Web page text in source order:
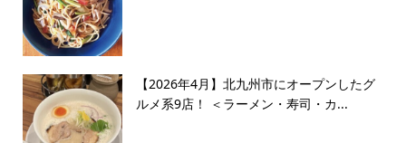
【2026年4月】北九州市にオープンしたグ
ルメ系9店！ ＜ラーメン・寿司・カ...